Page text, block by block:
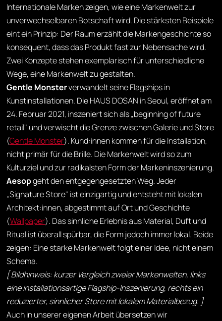
Internationale Marken zeigen, wie eine Markenwelt zur
unverwechselbaren Botschaft wird. Die stärksten Beispiele
eint ein Prinzip: Der Raum erzählt die Markengeschichte so
konsequent, dass das Produkt fast zur Nebensache wird.
Zwei Konzepte stehen exemplarisch für unterschiedliche
Wege, eine Markenwelt zu gestalten.
Gentle Monsterverwandelt seine Flagships in
Kunstinstallationen. Die HAUS DOSAN in Seoul, eröffnet am
24. Februar 2021, inszeniert sich als „beginning of future
retail" und verwischt die Grenze zwischen Galerie und Store
(Gentle Monster). Kund:innen kommen für die Installation,
nicht primär für die Brille. Die Markenwelt wird so zum
Kulturziel und zur radikalsten Form der Markeninszenierung.
Aesopgeht den entgegengesetzten Weg. Jeder
„Signature Store" ist einzigartig und entsteht mit lokalen
Architekt:innen, abgestimmt auf Ort und Geschichte
(Wallpaper). Das sinnliche Erlebnis aus Material, Duft und
Ritual ist überall spürbar, die Form jedoch immer lokal. Beide
zeigen: Eine starke Markenwelt folgt einer Idee, nicht einem
Schema.
[ Bildhinweis: kurzer Vergleich zweier Markenwelten, links
eine installationsartige Flagship-Inszenierung, rechts ein
reduzierter, sinnlicher Store mit lokalem Materialbezug. ]
Auch in unserer eigenen Arbeit übersetzen wir